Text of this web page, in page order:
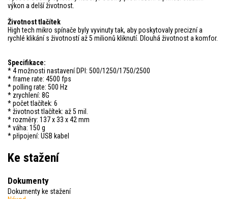
výkon a delší životnost.
Životnost tlačítek
High tech mikro spínače byly vyvinuty tak, aby poskytovaly precizní a
rychlé klikání s životností až 5 milionů kliknutí. Dlouhá životnost a komfor.
Specifikace:
* 4 možnosti nastavení DPI: 500/1250/1750/2500
* frame rate: 4500 fps
* polling rate: 500 Hz
* zrychlení: 8G
* počet tlačítek: 6
* životnost tlačítek: až 5 mil.
* rozměry: 137 x 33 x 42 mm
* váha: 150 g
* připojení: USB kabel
Ke stažení
Dokumenty
Dokumenty ke stažení